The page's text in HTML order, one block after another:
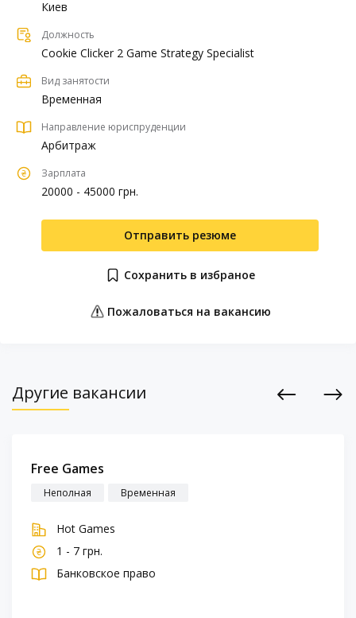
Киев
Должность
Cookie Clicker 2 Game Strategy Specialist
Вид занятости
Временная
Направление юриспруденции
Арбитраж
Зарплата
20000 - 45000 грн.
Отправить резюме
Сохранить в избраное
Пожаловаться на вакансию
Другие вакансии
Free Games
Неполная Временная
Hot Games
1 - 7 грн.
Банковское право